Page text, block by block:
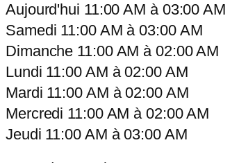
Aujourd'hui 11:00 AM à03:00 AM
Samedi 11:00 AM à03:00 AM
Dimanche 11:00 AM à02:00 AM
Lundi 11:00 AM à02:00 AM
Mardi 11:00 AM à02:00 AM
Mercredi 11:00 AM à02:00 AM
Jeudi 11:00 AM à03:00 AM